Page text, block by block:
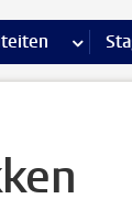
meer